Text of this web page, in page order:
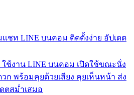
แชท LINE บนคอม ติดตั้งง่าย อัปเดต
ใช้งาน LINE บนคอม เปิดใช้ขณะนั่ง
ก พร้อมคุยด้วยเสียง คุยเห็นหน้า ส่ง
ตสม่ำเสมอ